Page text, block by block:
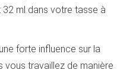
ml dans votre tasse à
forte influence sur la
vous travaillez de manière